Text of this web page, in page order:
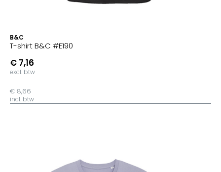
B&C
T-shirt B&C #E190
€ 7,16
excl. btw
€ 8,66
incl. btw